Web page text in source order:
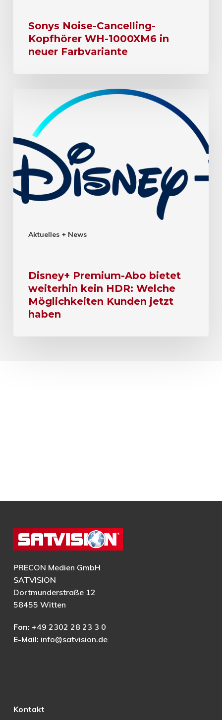
Sonys Noise-Cancelling-
Kopfhörer WH-1000XM6 in
neuer Farbvariante
Aktuelles + News
Disney+ Premium-Abo bietet
weiterhin kein HDR: Welche
Möglichkeiten Kunden jetzt
haben
PRECON Medien GmbH
SATVISION
Dortmunderstraße 12
58455 Witten
Fon: +49 2302 28 23 3 0
E-Mail: info@satvision.de
Kontakt